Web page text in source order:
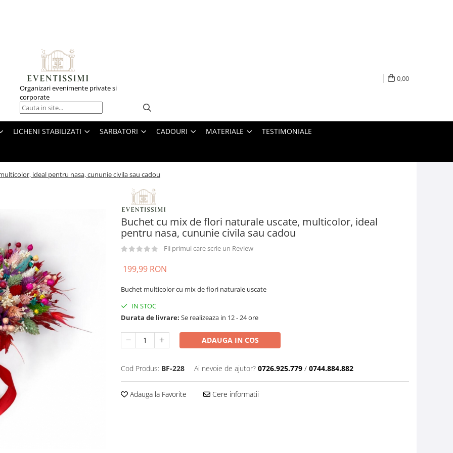
Organizari evenimente private si
corporate
0,00
LICHENI STABILIZATI SARBATORI CADOURI MATERIALE TESTIMONIALE
ideal pentru nasa, cununie civila sau cadou
Buchet cu mix de flori naturale uscate, multicolor, ideal
pentru nasa, cununie civila sau cadou
Fii primul care scrie un Review
199,99 RON
Buchet multicolor cu mix de flori naturale uscate
IN STOC
Durata de livrare: Se realizeaza in 12 - 24 ore
ADAUGA IN COS
Cod Produs: BF-228 Ai nevoie de ajutor? 0726.925.779 / 0744.884.882
Adauga la Favorite Cere informatii